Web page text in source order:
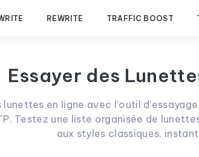
REWRITE TRAFFIC BOOST
Essayer des
lunettes en ligne avec l'outil
Testez une liste organisée de
aux styles classiques,